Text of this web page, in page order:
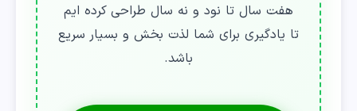
هفت سال تا نود و نه سال طراحی کرده ایم
تا یادگیری برای شما لذت بخش و بسیار سریع
باشد.